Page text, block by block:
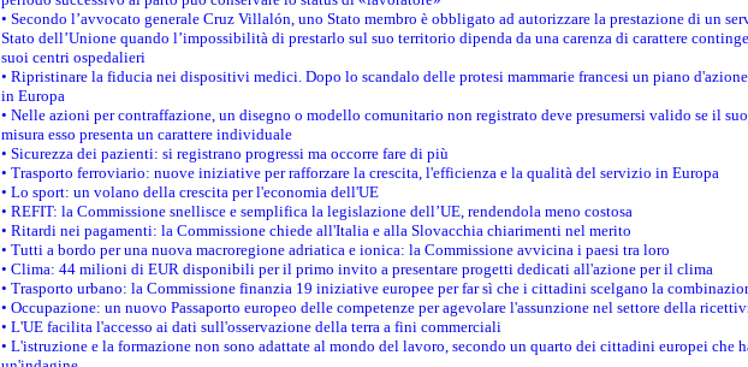
• Secondo l’avvocato generale Cruz Villalón, uno Stato membro è obbligato ad autorizzare la prestazione di un
Stato dell’Unione quando l’impossibilità di prestarlo sul suo territorio dipenda da una carenza di carattere
suoi centri ospedalieri
• Ripristinare la fiducia nei dispositivi medici. Dopo lo scandalo delle protesi mammarie francesi un piano
in Europa
• Nelle azioni per contraffazione, un disegno o modello comunitario non registrato deve presumersi valido se il
misura esso presenta un carattere individuale
• Sicurezza dei pazienti: si registrano progressi ma occorre fare di più
• Trasporto ferroviario: nuove iniziative per rafforzare la crescita, l'efficienza e la qualità del servizio in Europa
• Lo sport: un volano della crescita per l'economia dell'UE
• REFIT: la Commissione snellisce e semplifica la legislazione dell’UE, rendendola meno costosa
• Ritardi nei pagamenti: la Commissione chiede all'Italia e alla Slovacchia chiarimenti nel merito
• Tutti a bordo per una nuova macroregione adriatica e ionica: la Commissione avvicina i paesi tra loro
• Clima: 44 milioni di EUR disponibili per il primo invito a presentare progetti dedicati all'azione per il clima
• Trasporto urbano: la Commissione finanzia 19 iniziative europee per far sì che i cittadini scelgano la
• Occupazione: un nuovo Passaporto europeo delle competenze per agevolare l'assunzione nel settore della
• L'UE facilita l'accesso ai dati sull'osservazione della terra a fini commerciali
• L'istruzione e la formazione non sono adattate al mondo del lavoro, secondo un quarto dei cittadini europei che